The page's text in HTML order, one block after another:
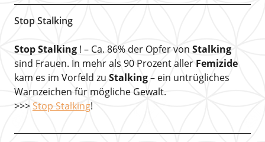
Stop Stalking
Stop Stalking! – Ca. 86% der Opfer von Stalking
sind Frauen. In mehr als 90 Prozent aller Femizide
kam es im Vorfeld zu Stalking– ein untrügliches
Warnzeichen für mögliche Gewalt.
>>> Stop Stalking!